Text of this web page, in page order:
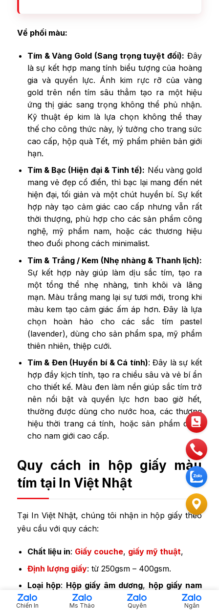
Về phối màu:
Tím & Vàng Gold (Sang trọng tuyệt đối): Đây
là sự kết hợp mang tính biểu tượng của hoàng
gia và quyền lực. Ánh kim rực rỡ của vàng
gold trên nền tím sâu thẳm tạo ra một hiệu
ứng thị giác sang trọng không thể phủ nhận.
Kỹ thuật ép kim là lựa chọn không thể thay
thế cho công thức này, lý tưởng cho trang sức
cao cấp, hộp quà Tết, mỹ phẩm phiên bản giới
hạn.
Tím & Bạc (Hiện đại & Tinh tế): Nếu vàng gold
mang vẻ đẹp cổ điển, thì bạc lại mang đến nét
hiện đại, tối giản và một chút huyền bí. Sự kết
hợp này tạo cảm giác cao cấp nhưng vẫn rất
thời thượng, phù hợp cho các sản phẩm công
nghệ, mỹ phẩm nam, hoặc các thương hiệu
theo đuổi phong cách minimalist.
Tím & Trắng / Kem (Nhẹ nhàng & Thanh lịch):
Sự kết hợp này giúp làm dịu sắc tím, tạo ra
một tổng thể nhẹ nhàng, tinh khôi và lãng
mạn. Màu trắng mang lại sự tươi mới, trong khi
màu kem tạo cảm giác ấm áp hơn. Đây là lựa
chọn hoàn hảo cho các sắc tím pastel
(lavender), dùng cho sản phẩm spa, mỹ phẩm
thiên nhiên, thiệp cưới.
Tím & Đen (Huyền bí & Cá tính): Đây là sự kết
hợp đầy kịch tính, tạo ra chiều sâu và vẻ bí ẩn
cho thiết kế. Màu đen làm nền giúp sắc tím trở
nên nổi bật và quyền lực hơn bao giờ hết,
thường được dùng cho nước hoa, các thương
hiệu thời trang cá tính, hoặc sản phẩm dành
cho nam giới cao cấp.
Quy cách in hộp giấy màu
tím tại In Việt Nhật
Tại In Việt Nhật, chúng tôi nhận in hộp giấy theo
yêu cầu với quy cách:
Chất liệu in: Giấy couche, giấy mỹ thuật,
Định lượng giấy: từ 250gsm – 400gsm.
Loại hộp: Hộp giấy âm dương, hộp giấy nam
châm
hộp giấy nắp gài hộp nắp trượt
,…
Chiến In Ms Thảo Quyên Ngân